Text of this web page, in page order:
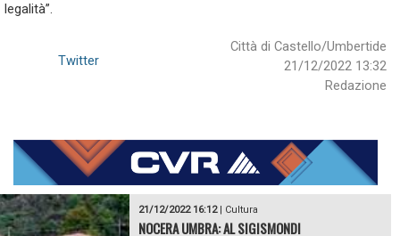
legalità”.
Città di Castello/Umbertide
21/12/2022 13:32
Redazione
Twitter
21/12/2022 16:12| Cultura
NOCERA UMBRA: AL SIGISMONDI